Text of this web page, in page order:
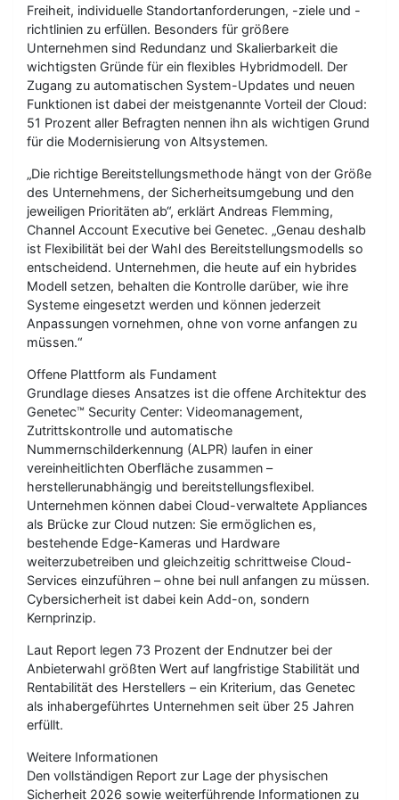
Freiheit, individuelle Standortanforderungen, -ziele und -
richtlinien zu erfüllen. Besonders für größere
Unternehmen sind Redundanz und Skalierbarkeit die
wichtigsten Gründe für ein flexibles Hybridmodell. Der
Zugang zu automatischen System-Updates und neuen
Funktionen ist dabei der meistgenannte Vorteil der Cloud:
51 Prozent aller Befragten nennen ihn als wichtigen Grund
für die Modernisierung von Altsystemen.
„Die richtige Bereitstellungsmethode hängt von der Größe
des Unternehmens, der Sicherheitsumgebung und den
jeweiligen Prioritäten ab“, erklärt Andreas Flemming,
Channel Account Executive bei Genetec. „Genau deshalb
ist Flexibilität bei der Wahl des Bereitstellungsmodells so
entscheidend. Unternehmen, die heute auf ein hybrides
Modell setzen, behalten die Kontrolle darüber, wie ihre
Systeme eingesetzt werden und können jederzeit
Anpassungen vornehmen, ohne von vorne anfangen zu
müssen.“
Offene Plattform als Fundament
Grundlage dieses Ansatzes ist die offene Architektur des
Genetec™ Security Center: Videomanagement,
Zutrittskontrolle und automatische
Nummernschilderkennung (ALPR) laufen in einer
vereinheitlichten Oberfläche zusammen –
herstellerunabhängig und bereitstellungsflexibel.
Unternehmen können dabei Cloud-verwaltete Appliances
als Brücke zur Cloud nutzen: Sie ermöglichen es,
bestehende Edge-Kameras und Hardware
weiterzubetreiben und gleichzeitig schrittweise Cloud-
Services einzuführen – ohne bei null anfangen zu müssen.
Cybersicherheit ist dabei kein Add-on, sondern
Kernprinzip.
Laut Report legen 73 Prozent der Endnutzer bei der
Anbieterwahl größten Wert auf langfristige Stabilität und
Rentabilität des Herstellers – ein Kriterium, das Genetec
als inhabergeführtes Unternehmen seit über 25 Jahren
erfüllt.
Weitere Informationen
Den vollständigen Report zur Lage der physischen
Sicherheit 2026 sowie weiterführende Informationen zu